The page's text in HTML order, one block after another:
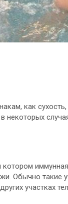
как
Обычно такие
участках